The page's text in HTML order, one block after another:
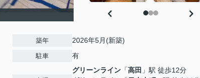
築年 2026年5月(新築)
駐車 有
グリーンライン 「高田 」駅 徒歩12分